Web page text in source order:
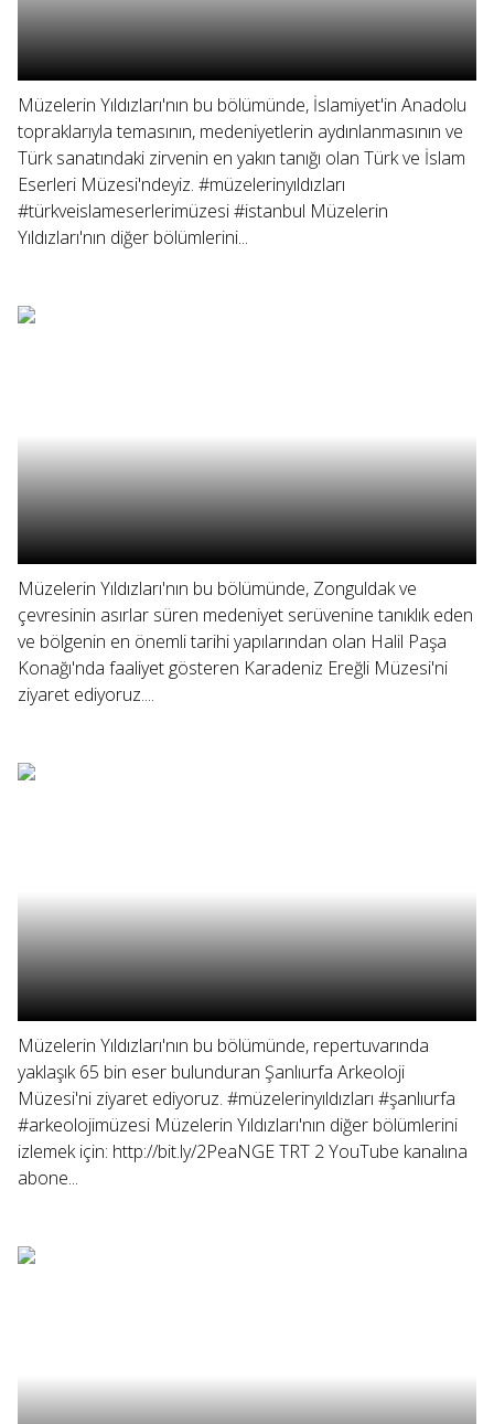
Müzelerin Yıldızları'nın bu bölümünde, İslamiyet'in Anadolu
topraklarıyla temasının, medeniyetlerin aydınlanmasının ve
Türk sanatındaki zirvenin en yakın tanığı olan Türk ve İslam
Eserleri Müzesi'ndeyiz. #müzelerinyıldızları
#türkveislameserlerimüzesi #istanbul Müzelerin
Yıldızları'nın diğer bölümlerini...
Müzelerin Yıldızları'nın bu bölümünde, Zonguldak ve
çevresinin asırlar süren medeniyet serüvenine tanıklık eden
ve bölgenin en önemli tarihi yapılarından olan Halil Paşa
Konağı'nda faaliyet gösteren Karadeniz Ereğli Müzesi'ni
ziyaret ediyoruz....
Müzelerin Yıldızları'nın bu bölümünde, repertuvarında
yaklaşık 65 bin eser bulunduran Şanlıurfa Arkeoloji
Müzesi'ni ziyaret ediyoruz. #müzelerinyıldızları #şanlıurfa
#arkeolojimüzesi Müzelerin Yıldızları'nın diğer bölümlerini
izlemek için: http://bit.ly/2PeaNGE TRT 2 YouTube kanalına
abone...